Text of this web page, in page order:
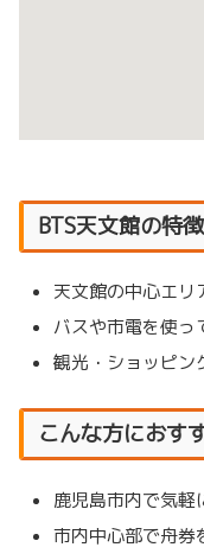
BTS天文館の特徴
天文館の中心エリ
バスや市電を使っ
観光・ショッピン
こんな方におす
鹿児島市内で気軽
市内中心部で舟券